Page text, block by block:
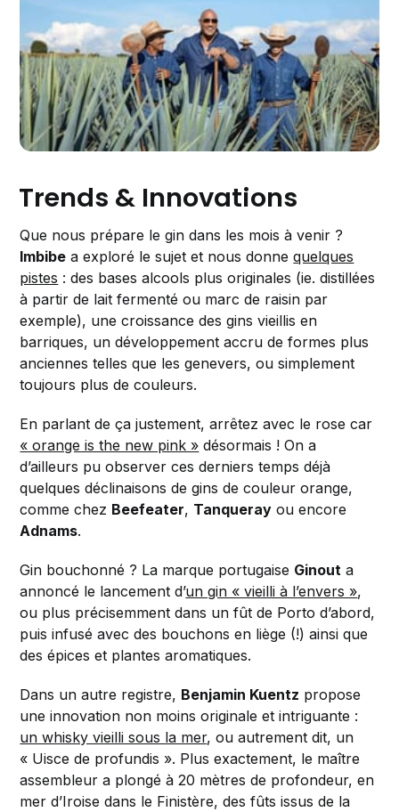
Trends & Innovations
Que nous prépare le gin dans les mois à venir ?
Imbibe a exploré le sujet et nous donnequelques
pistes : des bases alcools plus originales (ie. distillées
à partir de lait fermenté ou marc de raisin par
exemple), une croissance des gins vieillis en
barriques, un développement accru de formes plus
anciennes telles que les genevers, ou simplement
toujours plus de couleurs.
En parlant de ça justement, arrêtez avec le rose car
« orange is the new pink » désormais ! On a
d’ailleurs pu observer ces derniers temps déjà
quelques déclinaisons de gins de couleur orange,
comme chez Beefeater, Tanqueray ou encore
Adnams.
Gin bouchonné ? La marque portugaise Ginout a
annoncé le lancement d’un gin « vieilli à l’envers »,
ou plus précisemment dans un fût de Porto d’abord,
puis infusé avec des bouchons en liège (!) ainsi que
des épices et plantes aromatiques.
Dans un autre registre, Benjamin Kuentz propose
une innovation non moins originale et intriguante :
un whisky vieilli sous la mer, ou autrement dit, un
« Uisce de profundis ». Plus exactement, le maître
assembleur a plongé à 20 mètres de profondeur, en
mer d’Iroise dans le Finistère, des fûts issus de la